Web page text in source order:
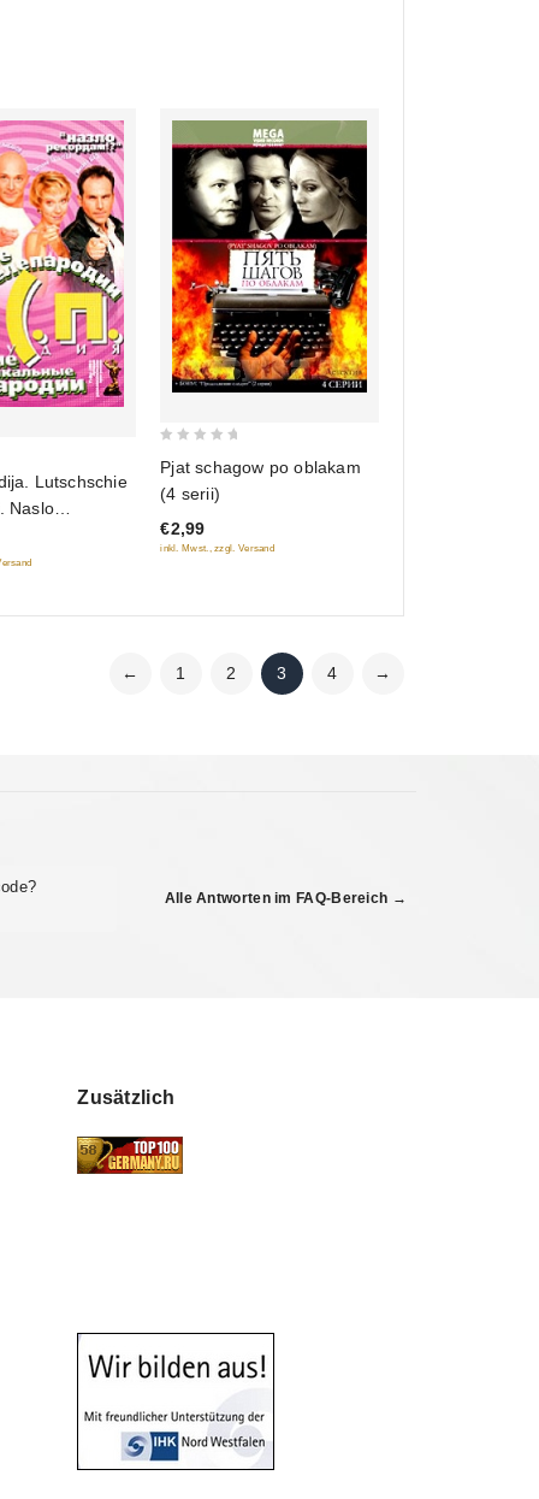
parodii
out
of
5
Pjat schagow po oblakam
(4 serii)
€2,99
inkl. Mwst., zzgl. Versand
← 1 2 3 4 →
Alle Antworten im FAQ-Bereich →
Zusätzlich